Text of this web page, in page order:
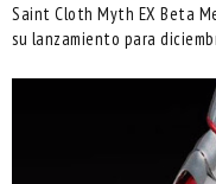
Saint Cloth Myth EX Beta
su lanzamiento para